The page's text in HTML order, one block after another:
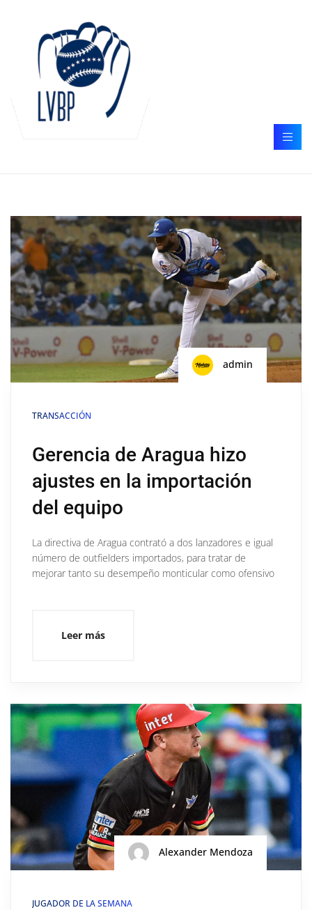
admin
TRANSACCIÓN
Gerencia de Aragua hizo
ajustes en la importación
del equipo
La directiva de Aragua contrató a dos lanzadores e igual
número de outfielders importados, para tratar de
mejorar tanto su desempeño monticular como ofensivo
Leer más
Alexander Mendoza
JUGADOR DE LA SEMANA